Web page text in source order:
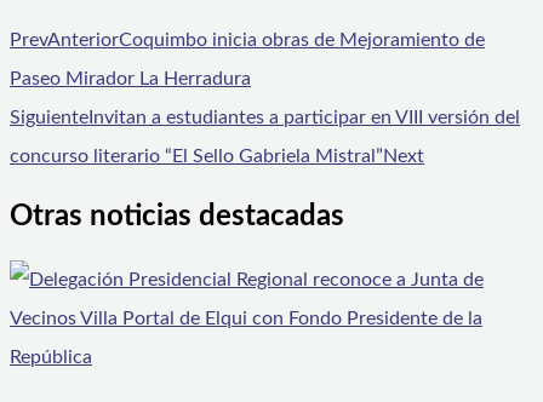
PrevAnteriorCoquimbo inicia obras de Mejoramiento de
Paseo Mirador La Herradura
SiguienteInvitan a estudiantes a participar en VIII versión del
concurso literario “El Sello Gabriela Mistral”Next
Otras noticias destacadas